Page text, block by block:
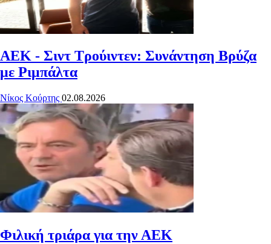
ΑΕΚ - Σιντ Τρούιντεν: Συνάντηση Βρύζα
με Ριμπάλτα
Νίκος Κούρτης 02.08.2026
Φιλική τριάρα για την ΑΕΚ